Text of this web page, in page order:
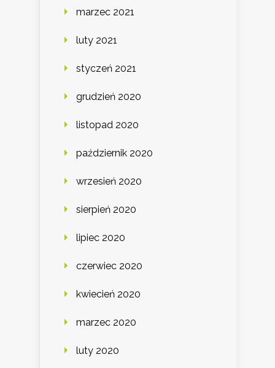
marzec 2021
luty 2021
styczeń 2021
grudzień 2020
listopad 2020
październik 2020
wrzesień 2020
sierpień 2020
lipiec 2020
czerwiec 2020
kwiecień 2020
marzec 2020
luty 2020